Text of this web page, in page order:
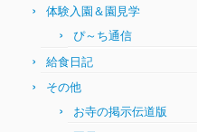
体験入園＆園見学
ぴ～ち通信
給食日記
その他
お寺の掲示伝道版